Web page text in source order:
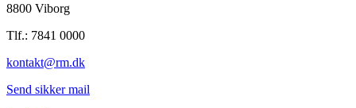
8800 Viborg
Tlf.: 7841 0000
kontakt@rm.dk
Send sikker mail